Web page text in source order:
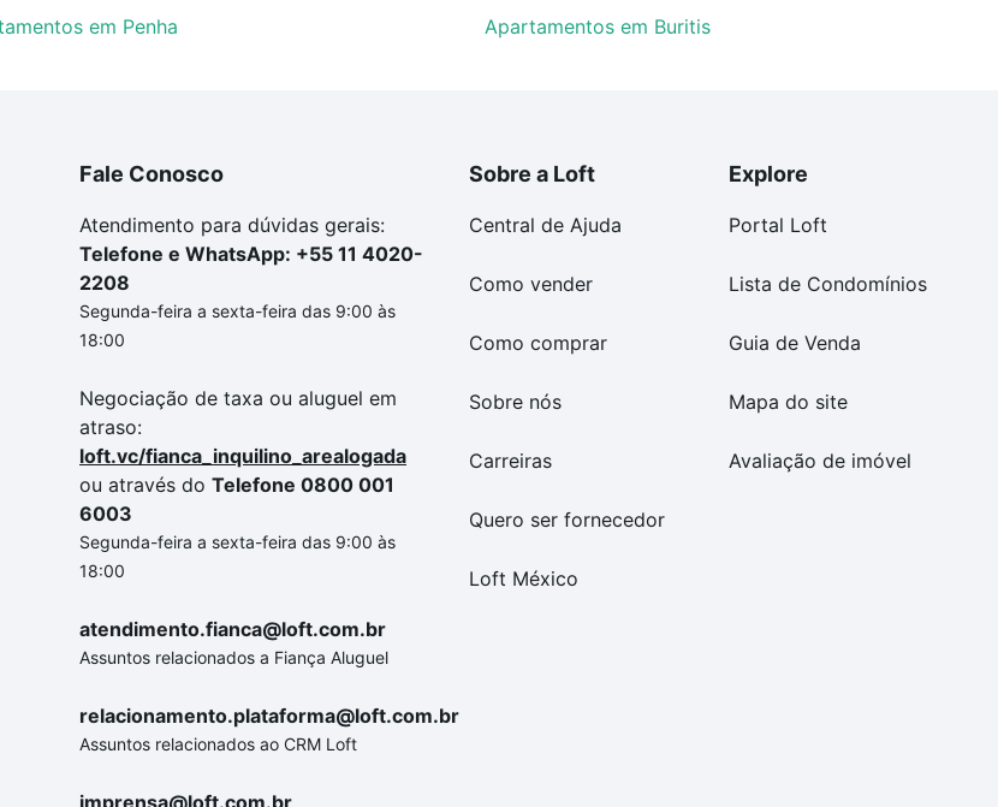
em Penha
Apartamentos em Buritis
Fale Conosco
Atendimento para dúvidas gerais:
Telefone e WhatsApp: +55 11 4020-
2208
Segunda-feira a sexta-feira das 9:00 às
18:00
Negociação de taxa ou aluguel em
atraso:
loft.vc/fianca_inquilino_arealogada
ou através do Telefone 0800 001
6003
Segunda-feira a sexta-feira das 9:00 às
18:00
atendimento.fianca@loft.com.br
Assuntos relacionados a Fiança Aluguel
relacionamento.plataforma@loft.com.br
Assuntos relacionados ao CRM Loft
imprensa@loft.com.br
Sobre a Loft
Central de Ajuda
Como vender
Como comprar
Sobre nós
Carreiras
Quero ser fornecedor
Loft México
Explore
Portal Loft
Lista de Condomínios
Guia de Venda
Mapa do site
Avaliação de imóvel